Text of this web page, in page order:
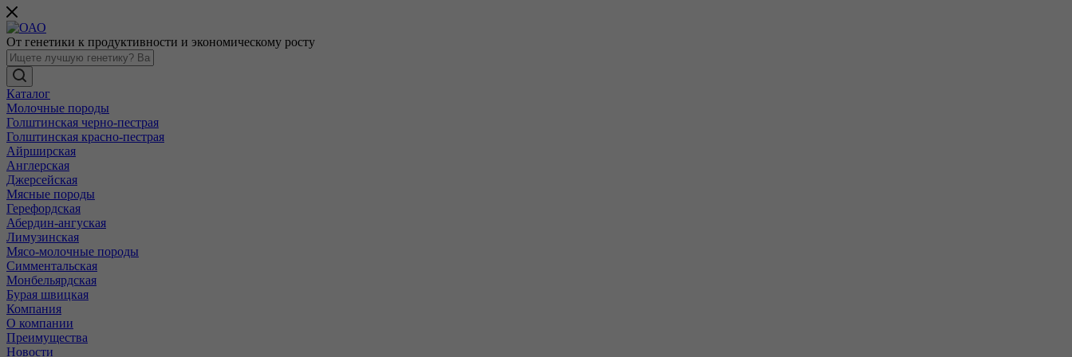
От генетики к продуктивности и экономическому росту
Каталог
Молочные породы
Голштинская черно-пестрая
Голштинская красно-пестрая
Айрширская
Англерская
Джерсейская
Мясные породы
Герефордская
Абердин-ангуская
Лимузинская
Мясо-молочные породы
Симментальская
Монбельярдская
Бурая швицкая
Компания
О компании
Преимущества
Новости